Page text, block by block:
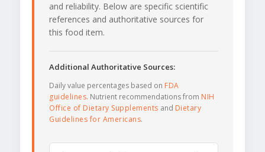
and reliability. Below are specific scientific
references and authoritative sources for
this food item.
Additional Authoritative Sources:
Daily value percentages based on FDA
guidelines. Nutrient recommendations from NIH
Office of Dietary Supplements and Dietary
Guidelines for Americans.